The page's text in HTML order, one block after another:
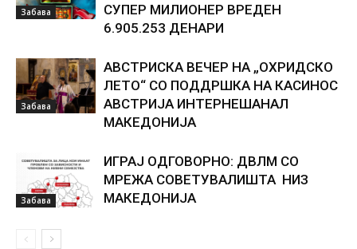
Забава
СУПЕР МИЛИОНЕР ВРЕДЕН
6.905.253 ДЕНАРИ
Забава
АВСТРИСКА ВЕЧЕР НА „ОХРИДСКО
ЛЕТО“ СО ПОДДРШКА НА КАСИНОС
АВСТРИЈА ИНТЕРНЕШАНАЛ
МАКЕДОНИЈА
Забава
ИГРАЈ ОДГОВОРНО: ДВЛМ СО
МРЕЖА СОВЕТУВАЛИШТА НИЗ
МАКЕДОНИЈА